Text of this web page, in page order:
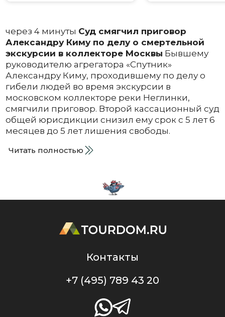
через 4 минуты Суд смягчил приговор
Александру Киму по делу о смертельной
экскурсии в коллекторе Москвы Бывшему
руководителю агрегатора «Спутник»
Александру Киму, проходившему по делу о
гибели людей во время экскурсии в
московском коллекторе реки Неглинки,
смягчили приговор. Второй кассационный суд
общей юрисдикции снизил ему срок с 5 лет 6
месяцев до 5 лет лишения свободы.
Читать полностью
Контакты
+7 (495) 789 43 20